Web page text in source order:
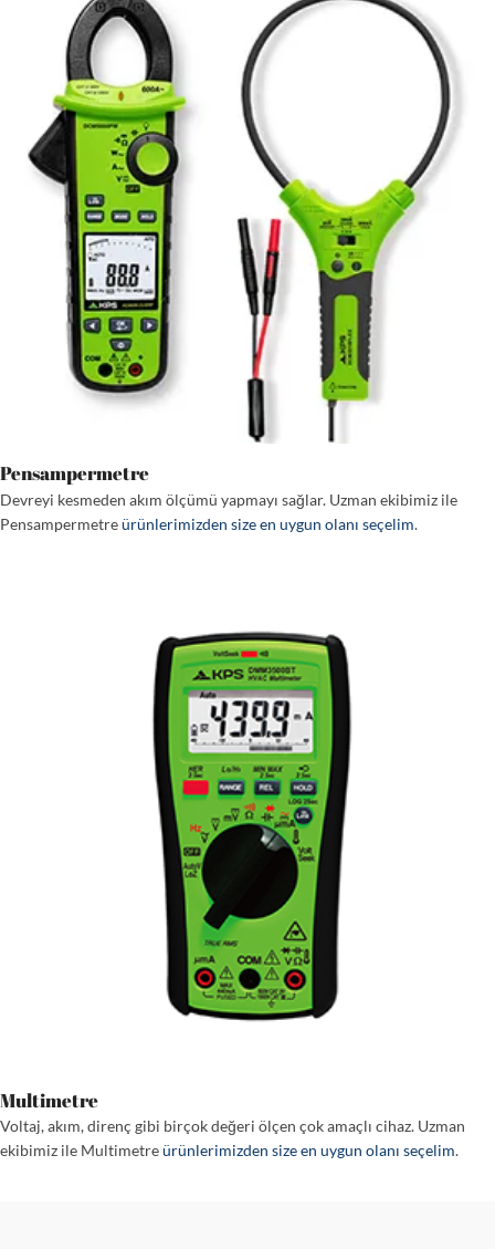
Pensampermetre
Devreyi kesmeden akım ölçümü yapmayı sağlar. Uzman ekibimiz ile
Pensampermetreürünlerimizden size en uygun olanı seçelim.
Multimetre
Voltaj, akım, direnç gibi birçok değeri ölçen çok amaçlı cihaz. Uzman
ekibimiz ile Multimetreürünlerimizden size en uygun olanı seçelim.